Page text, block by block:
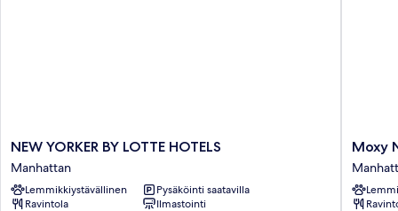
NEW
YORKER
BY
LOTTE
NEW YORKER BY LOTTE HOTELS
Manhattan
Lemmikkiystävällinen
Pysäköinti saatavilla
Ravintola
Ilmastointi
Moxy
NYC
Times
Square
Moxy